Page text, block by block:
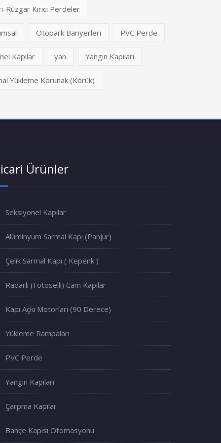
Rüzgar Kırıcı Perdeler
Otopark Bariyerleri PVC Perde
Kapılar yan Yangın Kapıları
Yükleme Korunak (Körük)
Ürünler
Seksiyonel Kapılar
Alüminyum Sarmal Kapı (Panjur)
Çelik Sarmal Kapı ( Kepenk )
Radarlı (Fotoselli) Cam Kapılar
Kapı Açkı Motorları (90 Derece)
Yükleme Rampaları
PVC Perde
Yangın Kapıları
Çarpma Kapılar
Bahçe Kapısı Otomasyonu